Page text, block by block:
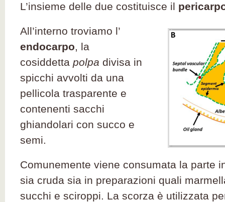
L’insieme delle due costituisce il
All’interno troviamo l’
endocarpo, la
cosiddetta polpa divisa in
spicchi avvolti da una
pellicola trasparente e
contenenti sacchi
ghiandolari con succo e
semi.
Comunemente viene consumata la parte
sia cruda sia in preparazioni quali
succhi e sciroppi. La scorza è utilizzata